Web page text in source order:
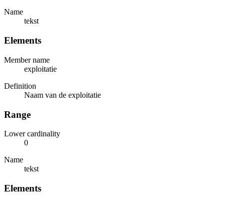
Name
tekst
Elements
Member name
exploitatie
Definition
Naam van de exploitatie
Range
Lower cardinality
0
Name
tekst
Elements